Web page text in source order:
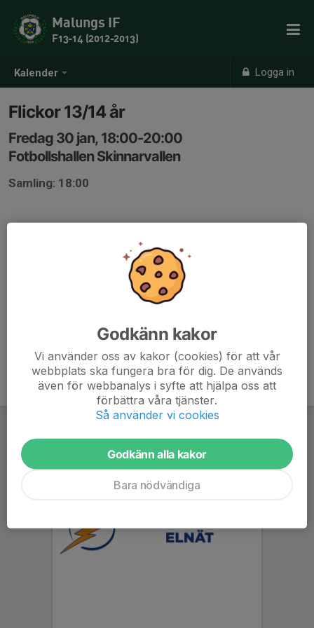
Kalender Logga in
Malungs IF
F13-14 (2012-2013)
Flickor 13/14 år
Fredag 30 jan, 18:00-20:00
Fotbollshallen Skinnarvallen
Samling: 18:00
Godkänn kakor
Vi använder oss av kakor (cookies) för att vår
webbplats ska fungera bra för dig. De används
även för webbanalys i syfte att hjälpa oss att
förbättra våra tjänster.
Så använder vi cookies
Godkänn alla kakor
Bara nödvändiga